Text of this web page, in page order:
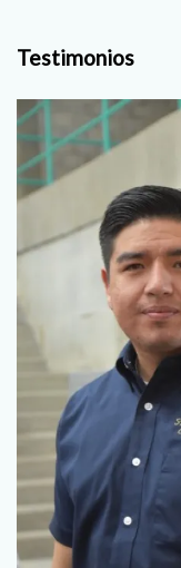
Testimonios